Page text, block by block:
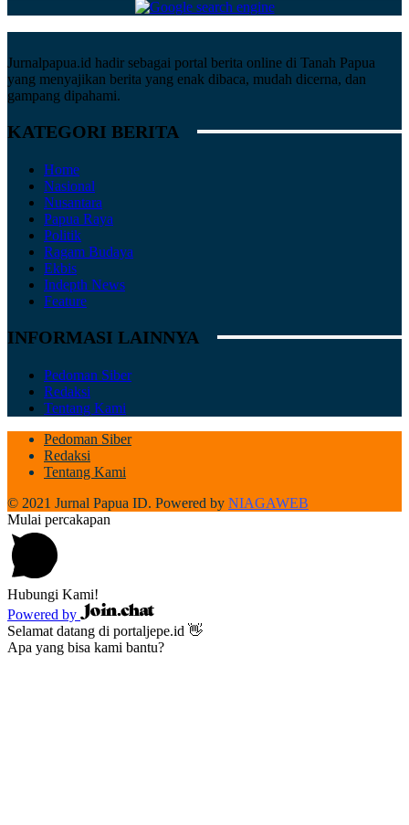
Jurnalpapua.id hadir sebagai portal berita online di Tanah Papua
yang menyajikan berita yang enak dibaca, mudah dicerna, dan
gampang dipahami.
KATEGORI BERITA
Home
Nasional
Nusantara
Papua Raya
Politik
Ragam Budaya
Ekbis
Indepth News
Feature
INFORMASI LAINNYA
Pedoman Siber
Redaksi
Tentang Kami
Pedoman Siber
Redaksi
Tentang Kami
© 2021 Jurnal Papua ID. Powered by NIAGAWEB
Mulai percakapan
Hubungi Kami!
Powered by
Selamat datang di portaljepe.id 👋
Apa yang bisa kami bantu?